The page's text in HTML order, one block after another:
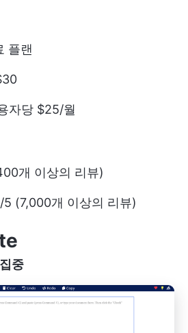
플랜
자당 $25/월
개 이상의 리뷰)
5 (7,000개 이상의 리뷰)
중